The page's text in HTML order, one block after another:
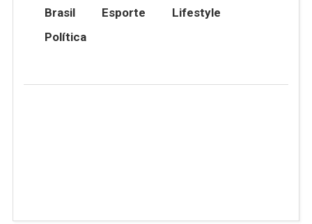
Brasil
Esporte
Lifestyle
Política